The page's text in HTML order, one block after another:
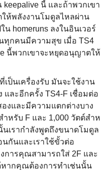
นี้ และถ้าพวกเขา
ห้พลังงานโมดูลไหลผ่าน
น homeruns ลงในอินเวอร์
ทุกคนมีความสุข เมื่อ TS4
นี้พวกเขาจะหยุดอนุญาตให้
ป็นเครื่องรับ มันจะใช้งาน
และอีกครั้ง TS4-F เชื่อมต่อ
งและมีความแตกต่างบาง
าหรับ F และ 1,000 วัตต์สําห
นเรากําลังพูดถึงขนาดโมดูล
นกันและเราใช้ขั้วต่อ
การคุณสามารถใส่ 2F และ
ากคุณต้องการทําเช่นนั้น